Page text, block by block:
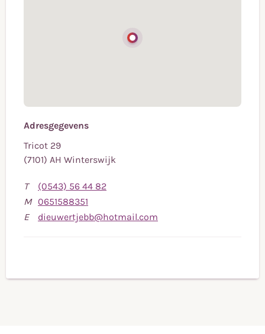
Adresgegevens
Tricot 29
(7101) AH Winterswijk
T (0543) 56 44 82Bel
telefoonnummer
82
M 0651588351
naar
E dieuwertjebb@hotmail.com
naar